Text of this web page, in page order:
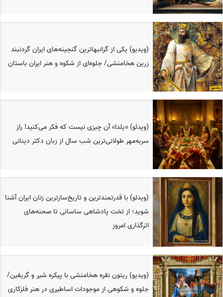
(ویدیو) یکی از گرانبهاترین گنجینه‌های ایران گردنبند
زرین هخامنشی/ جلوه‌ای از شکوه و هنر ایران باستان
(ویدئو) «یلدا» آن چیزی نیست که فکر می‌کنید! راز
سر‌به‌مهر طولانی‌ترین شب سال از زبان دکتر دینانی
(ویدئو) با قدرتمندترین و تاریخ‌سازترین زنان ایران آشنا
شوید؛ از تخت پادشاهی ساسانی تا صحنه‌های
اثرگذاری امروز
(ویدیو) ریتون نقره هخامنشی با پیکره شیر و گریفین/
جلوه‌ و شکوهی از موجودات اساطیری در هنر فلزکاری